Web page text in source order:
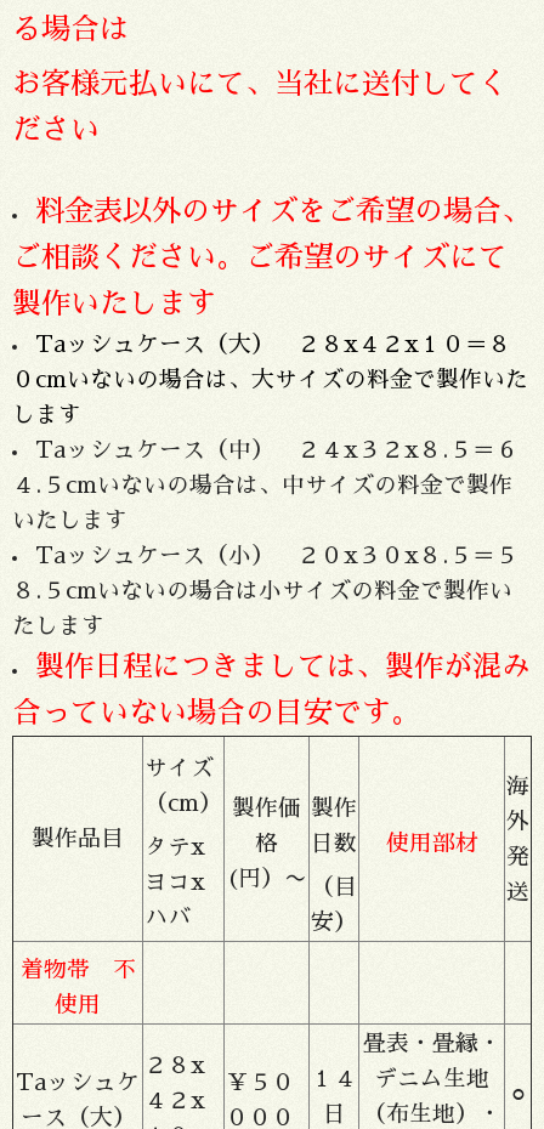
る場合は
お客様元払いにて、当社に送付してく
ださい
料金表以外のサイズをご希望の場合、
ご相談ください。ご希望のサイズにて
製作いたします
Taッシュケース（大） ２８x４２x１０＝８
０cmいないの場合は、大サイズの料金で製作いた
します
Taッシュケース（中） ２４x３２x８.５＝６
４.５cm いないの場合は、中サイズの料金で製作
いたします
Taッシュケース（小） ２０x３０x８.５＝５
８.５cmいないの場合は小サイズの料金で製作い
たします
製作日程につきましては、製作が混み
合っていない場合の目安です。
製作品目
サイズ
（cm）
タテx
ヨコx
ハバ
製作価
格
(円）〜
製作
日数
（目
安）
使用部材
海
外
発
送
着物帯 不
使用
Taッシュケ
ース（大）
２８x
４２x
￥５０
０００
１４
日
畳表・畳縁・
デニム生地
（布生地）・
⚪︎